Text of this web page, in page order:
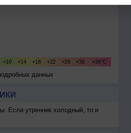
данных
Если утренник холодный, то и